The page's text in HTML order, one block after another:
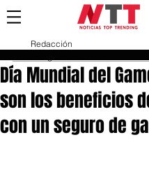
Día Mundial del
son los beneficios
con un seguro de
Redacción